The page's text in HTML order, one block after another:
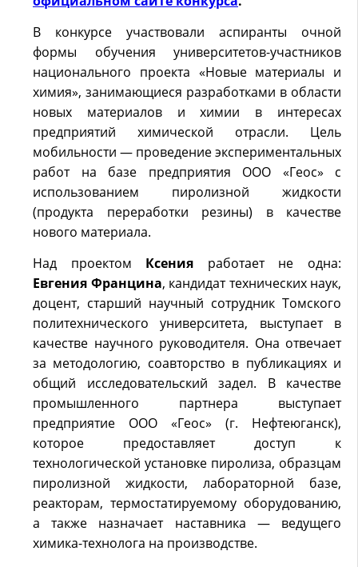
В конкурсе участвовали аспиранты очной
формы обучения университетов-участников
национального проекта «Новые материалы и
химия», занимающиеся разработками в области
новых материалов и химии в интересах
предприятий химической отрасли. Цель
мобильности — проведение экспериментальных
работ на базе предприятия ООО «Геос» с
использованием пиролизной жидкости
(продукта переработки резины) в качестве
нового материала.
Над проектом Ксения работает не одна:
Евгения Францина, кандидат технических наук,
доцент, старший научный сотрудник Томского
политехнического университета, выступает в
качестве научного руководителя. Она отвечает
за методологию, соавторство в публикациях и
общий исследовательский задел. В качестве
промышленного партнера выступает
предприятие ООО «Геос» (г. Нефтеюганск),
которое предоставляет доступ к
технологической установке пиролиза, образцам
пиролизной жидкости, лабораторной базе,
реакторам, термостатируемому оборудованию,
а также назначает наставника — ведущего
химика-технолога на производстве.